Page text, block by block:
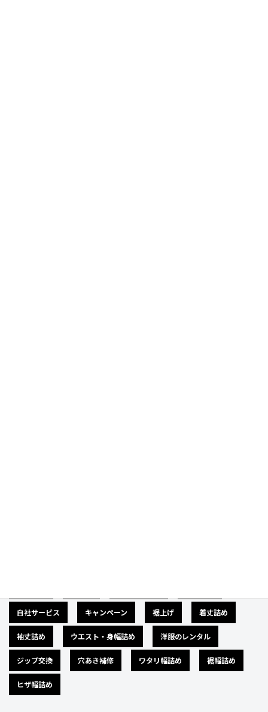
自社サービス キャンペーン 裾上げ 着丈詰め
袖丈詰め ウエスト・身幅詰め 洋服のレンタル
ジップ交換 穴あき補修 ワタリ幅詰め 裾幅詰め
ヒザ幅詰め